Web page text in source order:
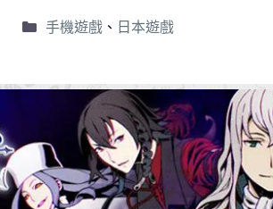
手機遊戲、 日本遊戲